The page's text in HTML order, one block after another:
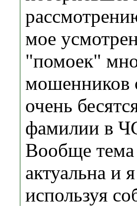
мое
"помоек"
мошенников
очень
фамилии в
Вообще тема
актуальна и
используя